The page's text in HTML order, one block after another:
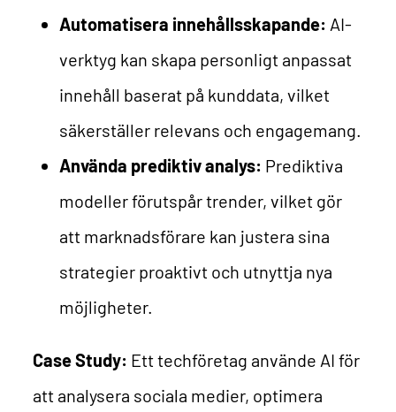
Automatisera innehållsskapande: AI-
verktyg kan skapa personligt anpassat
innehåll baserat på kunddata, vilket
säkerställer relevans och engagemang.
Använda prediktiv analys: Prediktiva
modeller förutspår trender, vilket gör
att marknadsförare kan justera sina
strategier proaktivt och utnyttja nya
möjligheter.
Case Study: Ett techföretag använde AI för
att analysera sociala medier, optimera